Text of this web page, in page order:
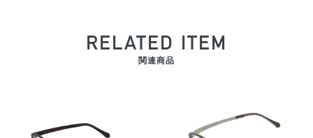
RELATED ITEM
関連商品